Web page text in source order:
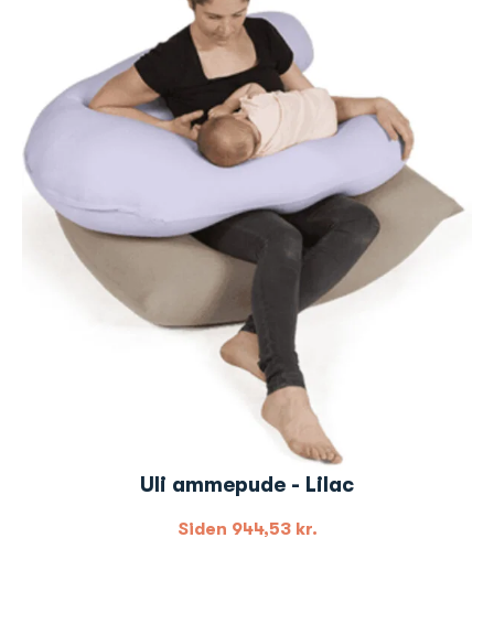
Uli ammepude - Lilac
Siden 944,53 kr.